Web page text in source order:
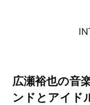
広瀬裕也の音
ンドとアイド